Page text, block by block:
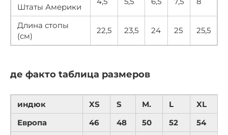
Штаты Америки
Длина стопы
(см)
22,5 23,5 24 25 25,5
де факто tаблица размеров
индюк XS S М. L XL
Европа
46 48 50 52 54